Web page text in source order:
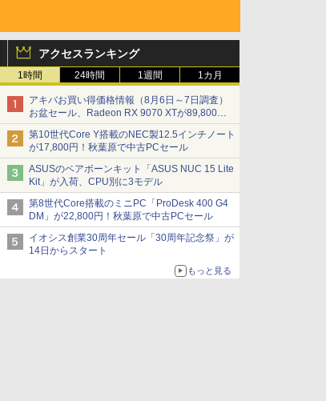
アクセスランキング
1時間 24時間 1週間 1カ月
アキバお買い得価格情報（8月6日～7日調査）
お盆セール、Radeon RX 9070 XTが89,800
円、水平周波数24.8kHz対応の17型モニターが
9,801円、暑さ指数連動セール ほか
第10世代Core Y搭載のNEC製12.5インチノート
が17,800円！秋葉原で中古PCセール
ASUSのベアボーンキット「ASUS NUC 15 Lite
Kit」が入荷、CPU別に3モデル
第8世代Core搭載のミニPC「ProDesk 400 G4
DM」が22,800円！秋葉原で中古PCセール
イオシス創業30周年セール「30周年記念祭」が
14日からスタート
もっと見る